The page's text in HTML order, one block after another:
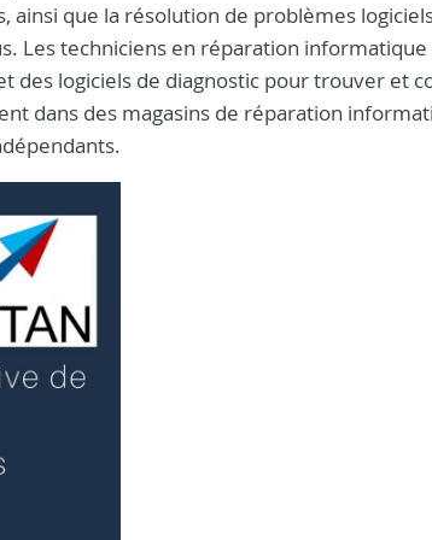
ainsi que la résolution de problèmes
Les techniciens en réparation
des logiciels de diagnostic pour trouver et
dans des magasins de réparation